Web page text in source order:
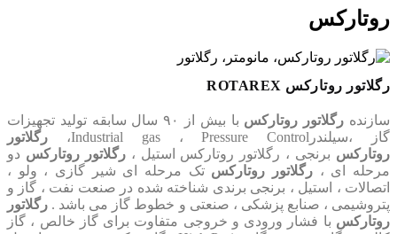
روتارکس
رگلاتور روتارکس ROTAREX
سازنده رگلاتور روتارکس
با بیش از ۹۰ سال سابقه تولید تجهیزات
گاز ،سیلندرIndustrial gas ، Pressure Control،
رگلاتور
روتارکس برنجی ، رگلاتور روتارکس استیل ،رگلاتور روتارکس دو
مرحله ای ، رگلاتور روتارکس تک مرحله ای شیر گازی ، ولو ،
اتصالات ، استیل ، برنجی برندی شناخته شده در صنعت نفت ، گاز و
پتروشیمی ، صنابع پزشکی ، صنعتی و خطوط گاز می باشد . رگلاتور
روتارکس با فشار ورودی و خروجی متفاوت برای گاز خالص ، گاز